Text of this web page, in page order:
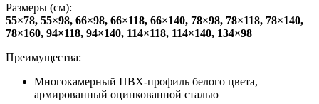
Размеры (см):
55×78, 55×98, 66×98, 66×118, 66×140, 78×98, 78×118, 78×140,
78×160, 94×118, 94×140, 114×118, 114×140, 134×98
Преимущества:
Многокамерный ПВХ-профиль белого цвета,
армированный оцинкованной сталью